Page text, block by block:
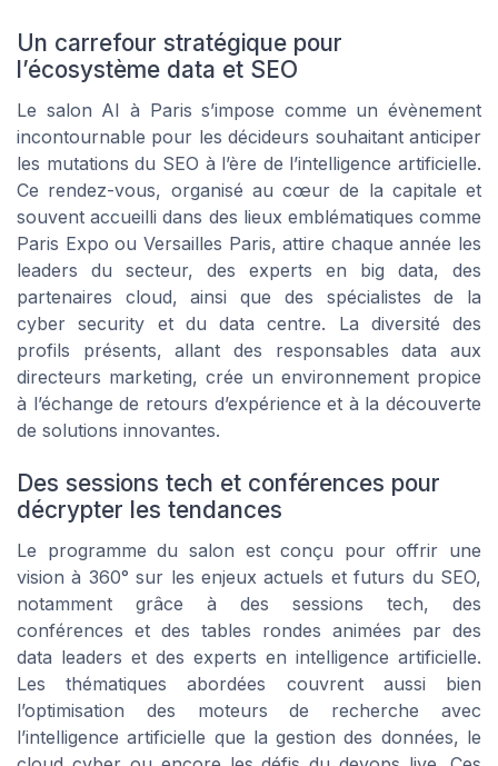
Un carrefour stratégique pour
l’écosystème data et SEO
Le salon AI à Paris s’impose comme un évènement
incontournable pour les décideurs souhaitant anticiper
les mutations du SEO à l’ère de l’intelligence artificielle.
Ce rendez-vous, organisé au cœur de la capitale et
souvent accueilli dans des lieux emblématiques comme
Paris Expo ou Versailles Paris, attire chaque année les
leaders du secteur, des experts en big data, des
partenaires cloud, ainsi que des spécialistes de la
cyber security et du data centre. La diversité des
profils présents, allant des responsables data aux
directeurs marketing, crée un environnement propice
à l’échange de retours d’expérience et à la découverte
de solutions innovantes.
Des sessions tech et conférences pour
décrypter les tendances
Le programme du salon est conçu pour offrir une
vision à 360° sur les enjeux actuels et futurs du SEO,
notamment grâce à des sessions tech, des
conférences et des tables rondes animées par des
data leaders et des experts en intelligence artificielle.
Les thématiques abordées couvrent aussi bien
l’optimisation des moteurs de recherche avec
l’intelligence artificielle que la gestion des données, le